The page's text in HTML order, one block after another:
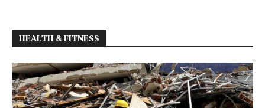
HEALTH & FITNESS